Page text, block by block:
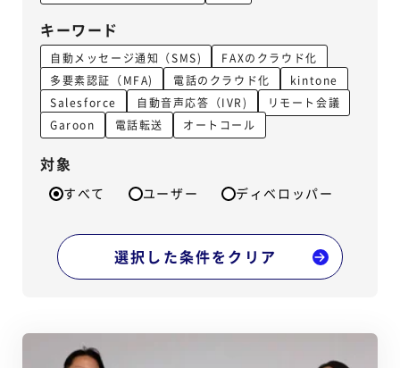
キーワード
自動メッセージ通知（SMS)
FAXのクラウド化
多要素認証（MFA)
電話のクラウド化
kintone
Salesforce
自動音声応答（IVR)
リモート会議
Garoon
電話転送 オートコール
対象
すべて ユーザー ディベロッパー
選択した条件をクリア